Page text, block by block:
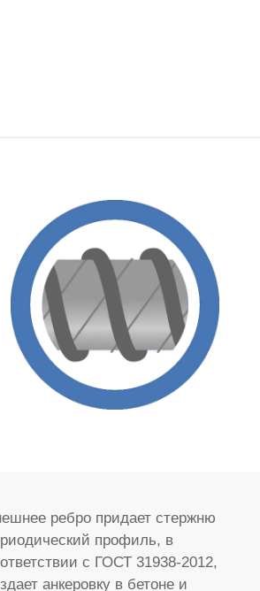
ребро придает стержню
профиль, в
с ГОСТ 31938-2012,
анкеровку в бетоне и